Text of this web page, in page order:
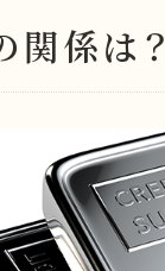
関係は？